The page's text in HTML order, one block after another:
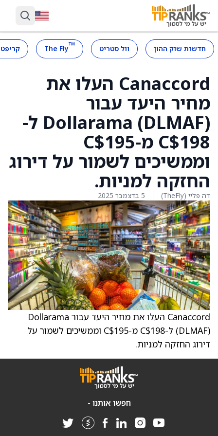
חדשות שוק ההון וול סטריט ™
The Fly
Canaccord העלו את
מחיר היעד עבור
Dollarama (DLMAF) ל-
C$198 מ-C$195
וממשיכים לשמור על דירוג
החזקה למניות.
דה פליי (TheFly) 5 בדצמבר 2025
Canaccord העלו את מחיר היעד עבור Dollarama
(DLMAF) ל-C$198 מ-C$195 וממשיכים לשמור על
דירוג החזקה למניות.
חפשו אותנו -